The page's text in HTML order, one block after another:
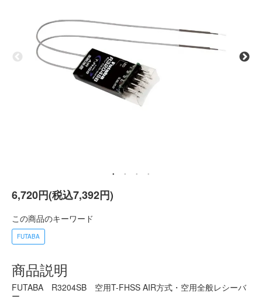
6,720円(税込7,392円)
この商品のキーワード
FUTABA
商品説明
FUTABA R3204SB 空用T-FHSS AIR方式・空用全般レシーバ
ー